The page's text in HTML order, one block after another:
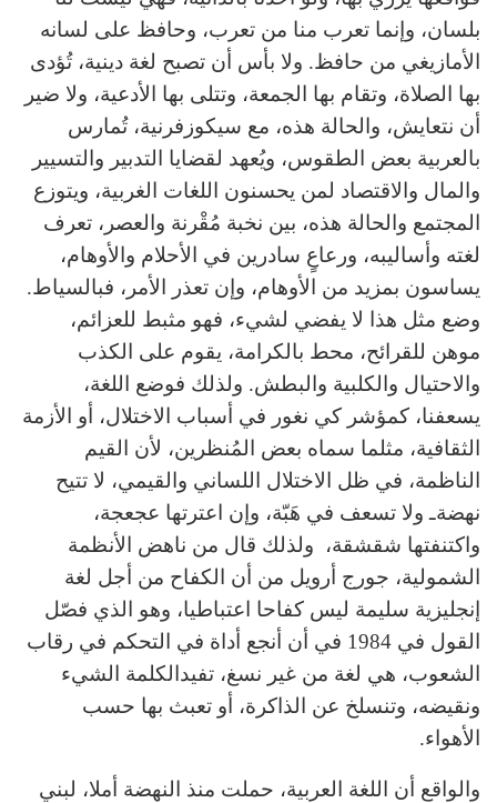
بلسان، وإنما تعرب منا من تعرب، وحافظ على لسانه
الأمازيغي من حافظ. ولا بأس أن تصبح لغة دينية، تُؤدى
بها الصلاة، وتقام بها الجمعة، وتتلى بها الأدعية، ولا ضير
أن نتعايش، والحالة هذه، مع سيكوزفرنية، تُمارس
بالعربية بعض الطقوس، ويُعهد لقضايا التدبير والتسيير
والمال والاقتصاد لمن يحسنون اللغات الغربية، ويتوزع
المجتمع والحالة هذه، بين نخبة مُقْرنة والعصر، تعرف
لغته وأساليبه، ورعاعٍ سادرين في الأحلام والأوهام،
يساسون بمزيد من الأوهام، وإن تعذر الأمر، فبالسياط.
وضع مثل هذا لا يفضي لشيء، فهو مثبط للعزائم،
موهن للقرائح، محط بالكرامة، يقوم على الكذب
والاحتيال والكلبية والبطش. ولذلك فوضع اللغة،
يسعفنا، كمؤشر كي نغور في أسباب الاختلال، أو الأزمة
الثقافية، مثلما سماه بعض المُنظرين، لأن القيم
الناظمة، في ظل الاختلال اللساني والقيمي، لا تتيح
نهضةـ ولا تسعف في هَبّة، وإن اعترتها عجعجة،
واكتنفتها شقشقة، ولذلك قال من ناهض الأنظمة
الشمولية، جورج أرويل من أن الكفاح من أجل لغة
إنجليزية سليمة ليس كفاحا اعتباطيا، وهو الذي فصّل
القول في 1984 في أن أنجع أداة في التحكم في رقاب
الشعوب، هي لغة من غير نسغ، تفيدالكلمة الشيء
ونقيضه، وتنسلخ عن الذاكرة، أو تعبث بها حسب
الأهواء.
والواقع أن اللغة العربية، حملت منذ النهضة أملا، لبني